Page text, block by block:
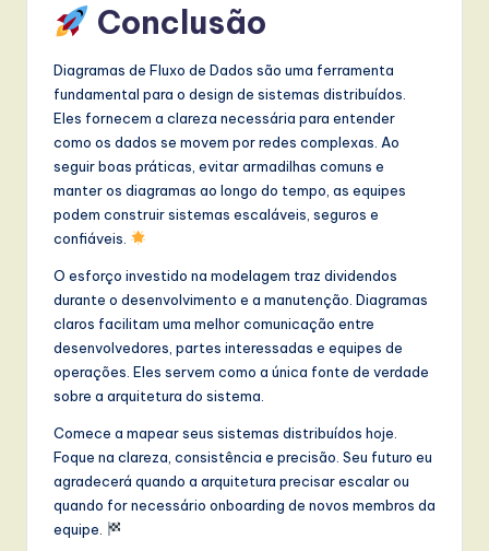
Conclusão
Diagramas de Fluxo de Dados são uma ferramenta
fundamental para o design de sistemas distribuídos.
Eles fornecem a clareza necessária para entender
como os dados se movem por redes complexas. Ao
seguir boas práticas, evitar armadilhas comuns e
manter os diagramas ao longo do tempo, as equipes
podem construir sistemas escaláveis, seguros e
confiáveis.
O esforço investido na modelagem traz dividendos
durante o desenvolvimento e a manutenção. Diagramas
claros facilitam uma melhor comunicação entre
desenvolvedores, partes interessadas e equipes de
operações. Eles servem como a única fonte de verdade
sobre a arquitetura do sistema.
Comece a mapear seus sistemas distribuídos hoje.
Foque na clareza, consistência e precisão. Seu futuro eu
agradecerá quando a arquitetura precisar escalar ou
quando for necessário onboarding de novos membros da
equipe.